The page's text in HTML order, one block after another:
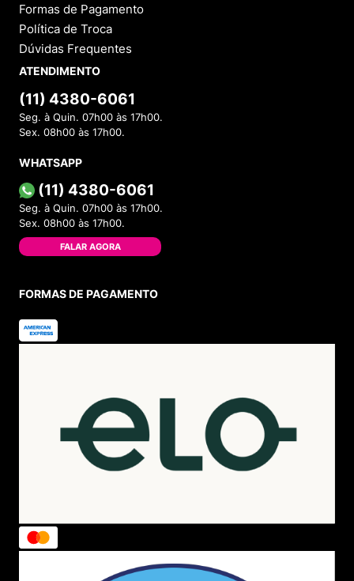
Formas de Pagamento
Política de Troca
Dúvidas Frequentes
ATENDIMENTO
(11) 4380-6061
Seg. à Quin. 07h00 às 17h00.
Sex. 08h00 às 17h00.
WHATSAPP
(11) 4380-6061
Seg. à Quin. 07h00 às 17h00.
Sex. 08h00 às 17h00.
FALAR AGORA
FORMAS DE PAGAMENTO